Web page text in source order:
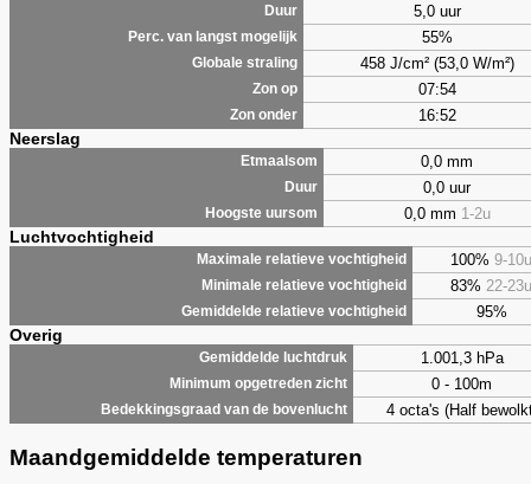
Duur 5,0 uur
Perc. van langst mogelijk 55%
Globale straling 458 J/cm² (53,0 W/m²)
Zon op 07:54
Zon onder 16:52
Neerslag
Etmaalsom 0,0 mm
Duur 0,0 uur
Hoogste uursom 0,0 mm 1-2u
Luchtvochtigheid
Maximale relatieve vochtigheid 100% 9-10u
Minimale relatieve vochtigheid 83% 22-23u
Gemiddelde relatieve vochtigheid 95%
Overig
Gemiddelde luchtdruk 1.001,3 hPa
Minimum opgetreden zicht 0 - 100m
Bedekkingsgraad van de bovenlucht 4 octa's (Half
Maandgemiddelde temperaturen